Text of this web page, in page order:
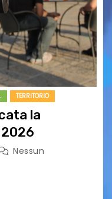
TERRITORIO
la
Nessun